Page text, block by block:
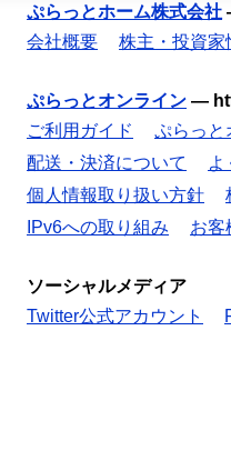
ぷらっとホーム株式会社
会社概要
株主・投資家
ぷらっとオンライン —
ご利用ガイド
ぷらっと
配送・決済について
よ
個人情報取り扱い方針
IPv6への取り組み
お客
ソーシャルメディア
Twitter公式アカウント